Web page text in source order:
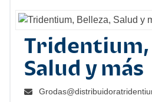
Tridentium,
Salud y más